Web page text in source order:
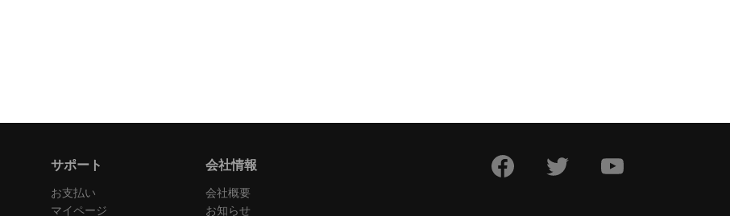
サポート
お支払い
マイページ
会社情報
会社概要
お知らせ